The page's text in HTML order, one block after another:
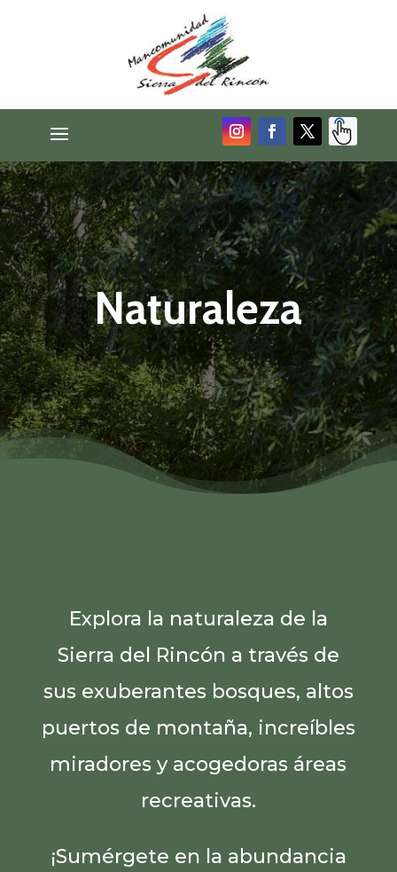
Naturaleza
Explora la naturaleza de la
Sierra del Rincón a través de
sus exuberantes bosques, altos
puertos de montaña, increíbles
miradores y acogedoras áreas
recreativas.
¡Sumérgete en la abundancia